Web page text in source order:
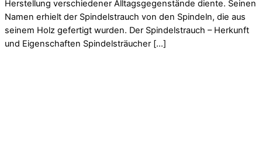
Herstellung verschiedener Alltagsgegenstände diente. Seinen
Namen erhielt der Spindelstrauch von den Spindeln, die aus
seinem Holz gefertigt wurden. Der Spindelstrauch – Herkunft
und Eigenschaften Spindelsträucher […]